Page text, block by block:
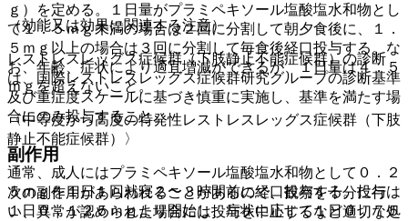
（効能又は効果に関連する注意）
レストレスレッグス症候群（下肢静止不能症候群）の診断
は、国際レストレスレッグス症候群研究グループの診断基準
及び重症度スケールに基づき慎重に実施し、基準を満たす場
合にのみ投与すること。
副作用
次の副作用があらわれることがあるので、観察を十分に行
い、異常が認められた場合には投与を中止するなど適切な処
ｇ）を定める。１日量がプラミペキソール塩酸塩水和物とし
て１．５ｍｇ未満の場合は２回に分割して朝夕食後に、１．
５ｍｇ以上の場合は３回に分割して毎食後経口投与する。な
お、年齢、症状により適宜増減ができるが、１日量は４．５
ｍｇを超えないこと。
〈中等度から高度の特発性レストレスレッグス症候群（下肢
静止不能症候群）〉
通常、成人にはプラミペキソール塩酸塩水和物として０．２
５ｍｇを１日１回就寝２〜３時間前に経口投与する。投与は
１日０．１２５ｍｇより開始し、症状に応じて１日０．７５